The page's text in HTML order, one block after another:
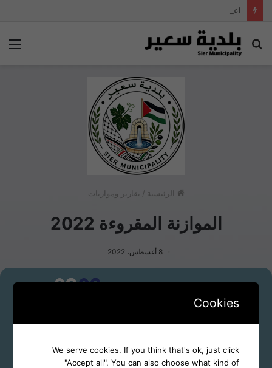
اعلان تمديد وظيفة مهندس مياه
بحث
الرئيسية / تقارير وموازنات
الموازنة المقروءة 2022
8 أغسطس، 2022
Cookies
We serve cookies. If you think that's ok, just click
"Accept all". You can also choose what kind of